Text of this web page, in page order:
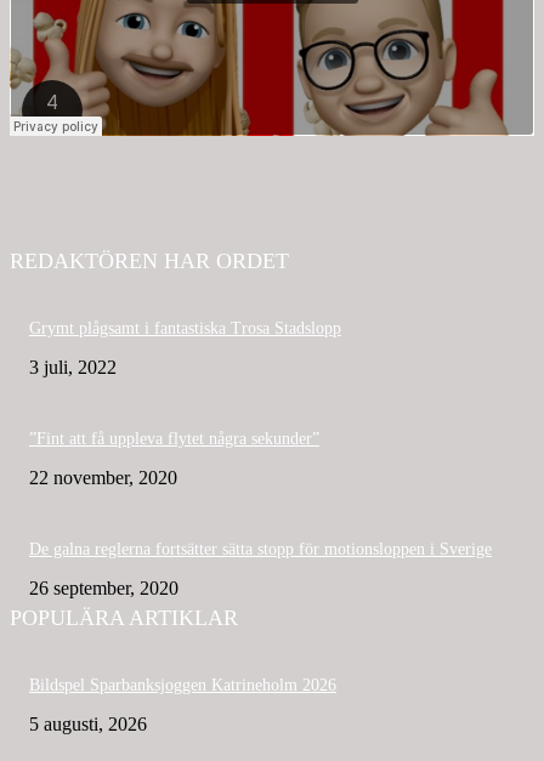
REDAKTÖREN HAR ORDET
Grymt plågsamt i fantastiska Trosa Stadslopp
3 juli, 2022
”Fint att få uppleva flytet några sekunder”
22 november, 2020
De galna reglerna fortsätter sätta stopp för motionsloppen i Sverige
26 september, 2020
POPULÄRA ARTIKLAR
Bildspel Sparbanksjoggen Katrineholm 2026
5 augusti, 2026